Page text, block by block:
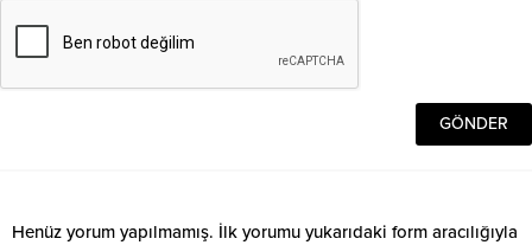
Henüz yorum yapılmamış. İlk yorumu yukarıdaki form aracılığıyla